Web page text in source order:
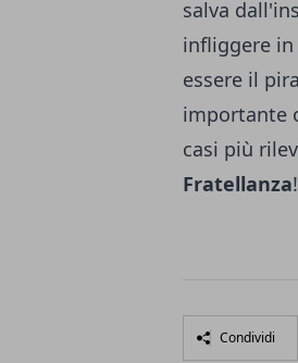
salva
infliggere in
essere il
importante
casi più
Fratellanza!
Condividi